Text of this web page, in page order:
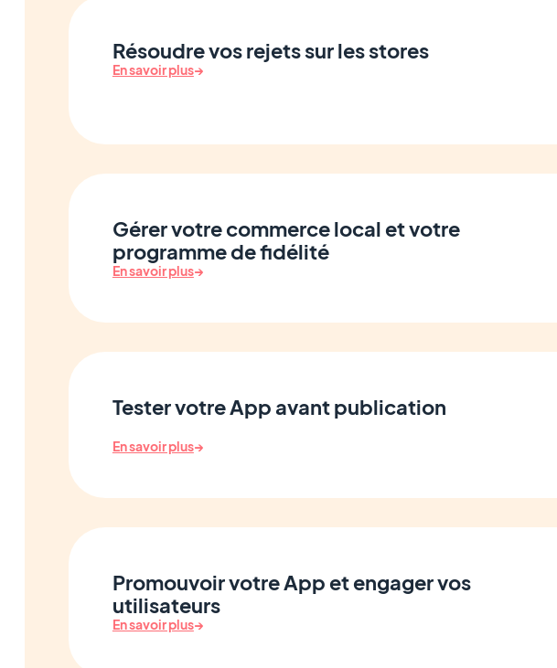
Résoudre vos rejets sur les stores
En savoir plus→
Gérer votre commerce local et votre
programme de fidélité
En savoir plus→
Tester votre App avant publication
En savoir plus→
Promouvoir votre App et engager vos
utilisateurs
En savoir plus→